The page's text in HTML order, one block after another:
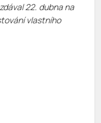
22. dubna na
vlastního